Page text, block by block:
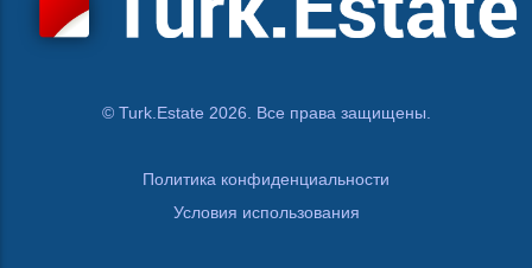
© Turk.Estate 2026. Все права защищены.
Политика конфиденциальности
Условия использования